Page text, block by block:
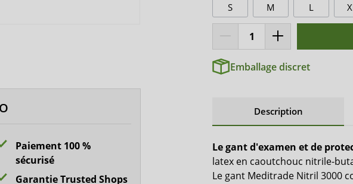
Paiement 100 %
sécurisé
Garantie Trusted Shops
S
M L
Emballage discret
Description
Le gant d'examen et de
latex en caoutchouc nitrile-
Le gant Meditrade Nitril 3000